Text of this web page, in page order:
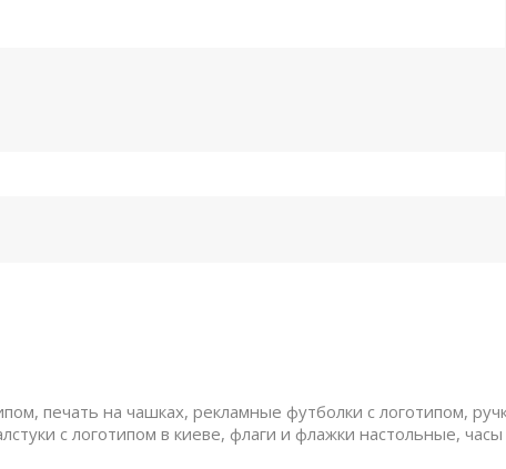
печать на чашках, рекламные футболки с логотипом,
с логотипом в киеве, флаги и флажки настольные,